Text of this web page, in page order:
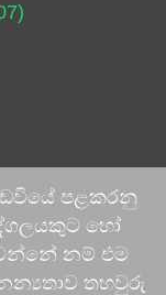
අඩවියේ පළකරනු
හෝ
නම් එම
තහවුරු